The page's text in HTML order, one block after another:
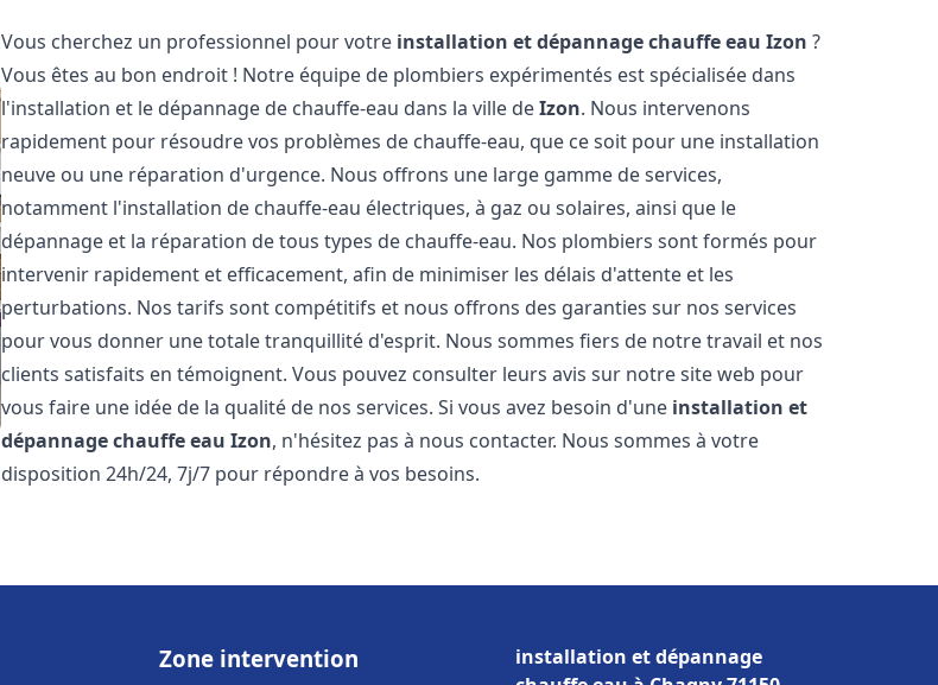
Vous cherchez un professionnel pour votre installation et dépannage chauffe eau Izon ?
Vous êtes au bon endroit ! Notre équipe de plombiers expérimentés est spécialisée dans
l'installation et le dépannage de chauffe-eau dans la ville deIzon. Nous intervenons
rapidement pour résoudre vos problèmes de chauffe-eau, que ce soit pour une installation
neuve ou une réparation d'urgence. Nous offrons une large gamme de services,
notamment l'installation de chauffe-eau électriques, à gaz ou solaires, ainsi que le
dépannage et la réparation de tous types de chauffe-eau. Nos plombiers sont formés pour
intervenir rapidement et efficacement, afin de minimiser les délais d'attente et les
perturbations. Nos tarifs sont compétitifs et nous offrons des garanties sur nos services
pour vous donner une totale tranquillité d'esprit. Nous sommes fiers de notre travail et nos
clients satisfaits en témoignent. Vous pouvez consulter leurs avis sur notre site web pour
vous faire une idée de la qualité de nos services. Si vous avez besoin d'une installation et
dépannage chauffe eau Izon, n'hésitez pas à nous contacter. Nous sommes à votre
disposition 24h/24, 7j/7 pour répondre à vos besoins.
Zone intervention
installation et dépannage